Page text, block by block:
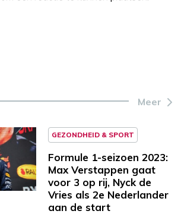
Meer
GEZONDHEID & SPORT
Formule 1-seizoen 2023:
Max Verstappen gaat
voor 3 op rij, Nyck de
Vries als 2e Nederlander
aan de start